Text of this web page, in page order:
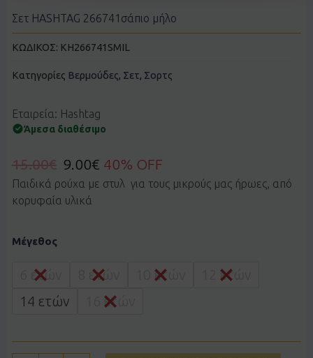
Σετ HASHTAG 266741σάπιο μήλο
ΚΩΔΙΚΟΣ: KH266741SMIL
Κατηγορίες Βερμούδες, Σετ, Σορτς
Εταιρεία: Hashtag
Άμεσα διαθέσιμο
15.00€ 9.00€ 40% OFF
Παιδικά ρούχα με στυλ για τους μικρούς μας ήρωες, από
κορυφαία υλικά
Μέγεθος
6 ετών 8 ετών 10 ετών
12 ετών
14 ετών
16 ετών
HASHTAG
ποσότητα